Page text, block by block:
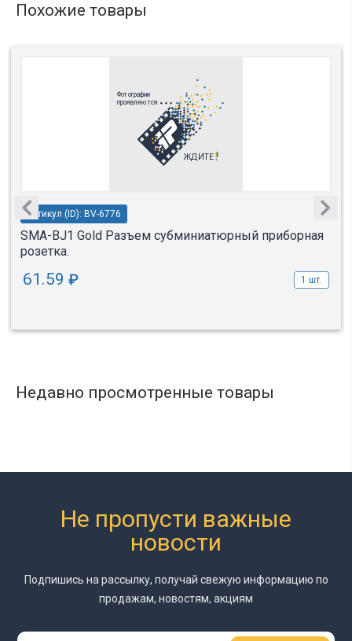
Похожие товары
Артикул (ID): BV-6776
SMA-BJ1 Gold Разъем субминиатюрный приборная
розетка.
61.59 ₽ 1 шт.
Недавно просмотренные товары
Не пропусти важные
новости
Подпишись на рассылку, получай свежую информацию по
продажам, новостям, акциям